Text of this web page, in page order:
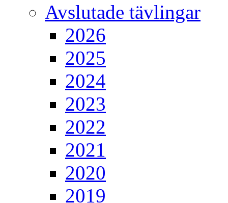
Avslutade tävlingar
2026
2025
2024
2023
2022
2021
2020
2019